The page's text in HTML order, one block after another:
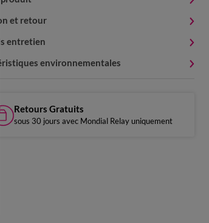
et retour
entretien
environnementales
Retours Gratuits
sous 30 jours avec Mondial Relay uniquement